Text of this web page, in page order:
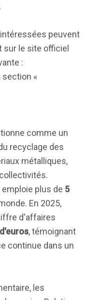
peuvent
le site officiel
:
section «
comme un
recyclage des
métalliques,
emploie plus de 5
En 2025,
d'affaires
, témoignant
continue dans un
les